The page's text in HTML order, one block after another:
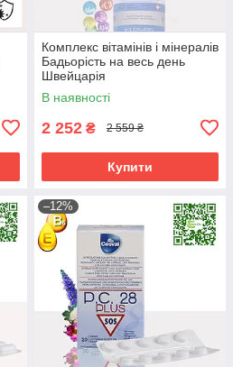
Комплекс вітамінів і мінералів
Бадьорість на весь день
Швейцарія
В наявності
2 252 ₴ 2 559 ₴
Купити
–12%